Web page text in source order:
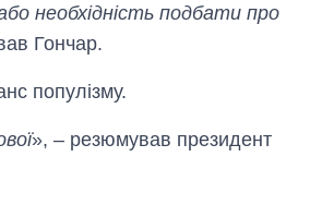
необхідність подбати про
Гончар.
популізму.
», – резюмував президент